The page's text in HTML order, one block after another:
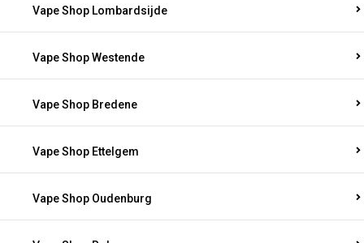
Vape Shop Lombardsijde
Vape Shop Westende
Vape Shop Bredene
Vape Shop Ettelgem
Vape Shop Oudenburg